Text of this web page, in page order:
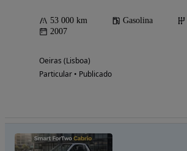
53 000 km Gasolina
2007
Oeiras (Lisboa)
Particular • Publicado